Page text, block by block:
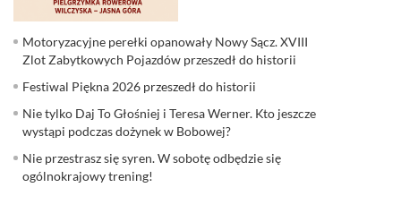
Motoryzacyjne perełki opanowały Nowy Sącz. XVIII
Zlot Zabytkowych Pojazdów przeszedł do historii
Festiwal Piękna 2026 przeszedł do historii
Nie tylko Daj To Głośniej i Teresa Werner. Kto jeszcze
wystąpi podczas dożynek w Bobowej?
Nie przestrasz się syren. W sobotę odbędzie się
ogólnokrajowy trening!